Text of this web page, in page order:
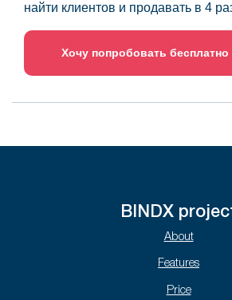
найти клиентов и продавать в 4
Хочу попробовать бесплатно
BINDX
About
Features
Price